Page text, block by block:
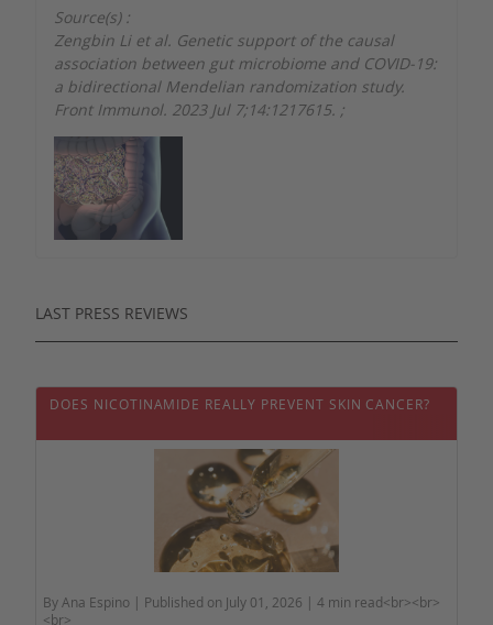
Source(s) :
Zengbin Li et al. Genetic support of the causal
association between gut microbiome and COVID-19:
a bidirectional Mendelian randomization study.
Front Immunol. 2023 Jul 7;14:1217615. ;
LAST PRESS REVIEWS
DOES NICOTINAMIDE REALLY PREVENT SKIN CANCER?
By Ana Espino | Published on July 01, 2026 | 4 min read<br><br>
<br>